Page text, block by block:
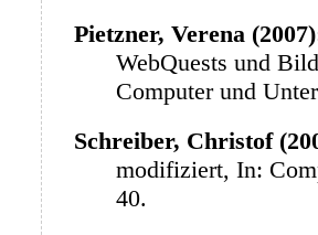
Pietzner, Verena
WebQuests und
Computer und
Schreiber, Christof
modifiziert, In:
40.